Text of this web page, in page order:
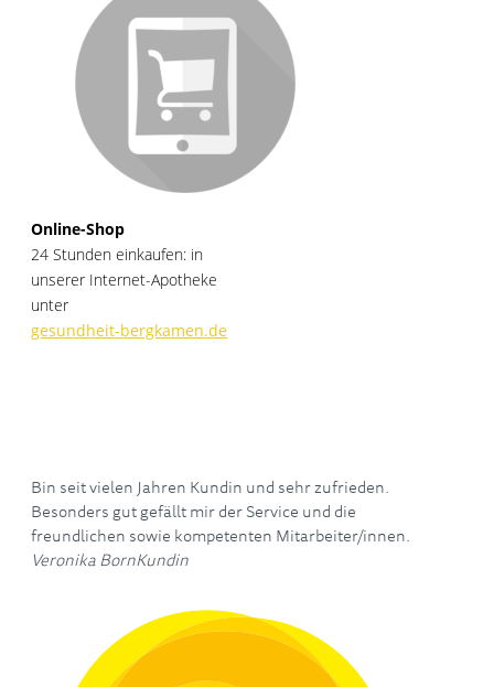
Online-Shop
24 Stunden einkaufen: in
unserer Internet-Apotheke
unter
gesundheit-bergkamen.de
Bin seit vielen Jahren Kundin und sehr zufrieden.
Besonders gut gefällt mir der Service und die
freundlichen sowie kompetenten Mitarbeiter/innen.
Veronika BornKundin